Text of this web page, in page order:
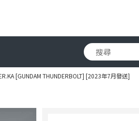
[GUNDAM THUNDERBOLT] [2023年7月發送]